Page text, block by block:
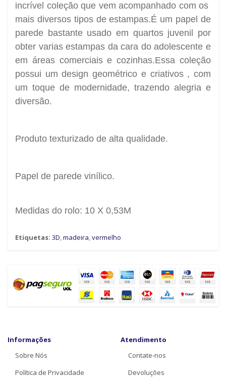
incrível coleção que vem acompanhado com os
mais diversos tipos de estampas.É um papel de
parede bastante usado em quartos juvenil por
obter varias estampas da cara do adolescente e
em áreas comerciais e cozinhas.Essa coleção
possui um design geométrico e criativos , com
um toque de modernidade, trazendo alegria e
diversão.
Produto texturizado de alta qualidade.
Papel de parede vinílico.
Medidas do rolo: 10 X 0,53M
Etiquetas: 3D,madeira,vermelho
Informações
Sobre Nós
Política de Privacidade
Atendimento
Contate-nos
Devoluções